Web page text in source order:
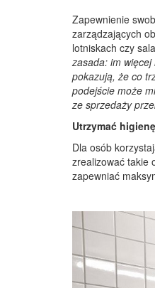
Zapewnienie
zarządzających
lotniskach czy
zasada: im więcej
pokazują, że co
podejście może
ze sprzedaży
Utrzymać
Dla osób
zrealizować takie
zapewniać